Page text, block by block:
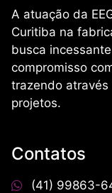
A atuação da
Curitiba na
busca
compromisso
trazendo
projetos.
Contatos
(41) 99863-